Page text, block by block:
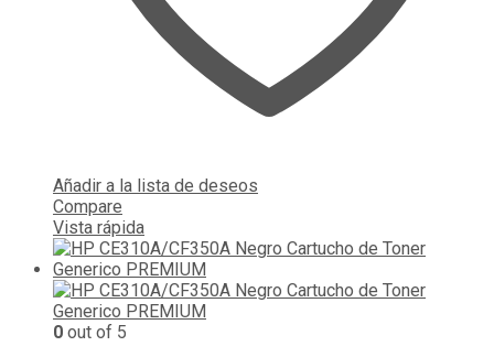
Añadir a la lista de deseos
Compare
Vista rápida
0 out of 5